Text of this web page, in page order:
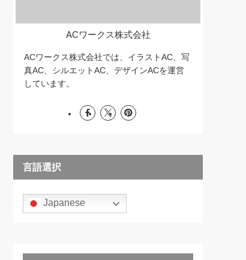
ACワークス株式会社
ACワークス株式会社では、イラストAC、写
真AC、シルエットAC、デザインACを運営
しています。
言語選択
Japanese